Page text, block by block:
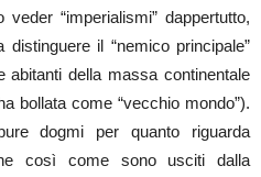
“imperialismi” dappertutto,
il “nemico principale”
abitanti della massa continentale
bollata come “vecchio mondo”).
dogmi per quanto riguarda
così come sono usciti dalla